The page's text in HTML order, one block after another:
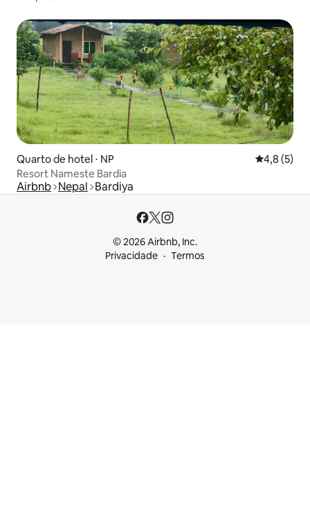
Quarto de hotel ⋅ NP 4,8 de
4,8 (5)
Resort Nameste Bardia
Airbnb Nepal Bardiya
© 2026 Airbnb, Inc.
Privacidade
Termos